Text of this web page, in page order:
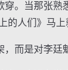
当那张熟
的人们》马上
是对李廷